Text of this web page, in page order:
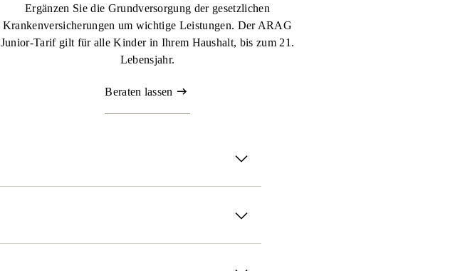
Ergänzen Sie die Grundversorgung der gesetzlichen
Krankenversicherungen um wichtige Leistungen. Der ARAG
Junior-Tarif gilt für alle Kinder in Ihrem Haushalt, bis zum 21.
Lebensjahr.
Beraten lassen